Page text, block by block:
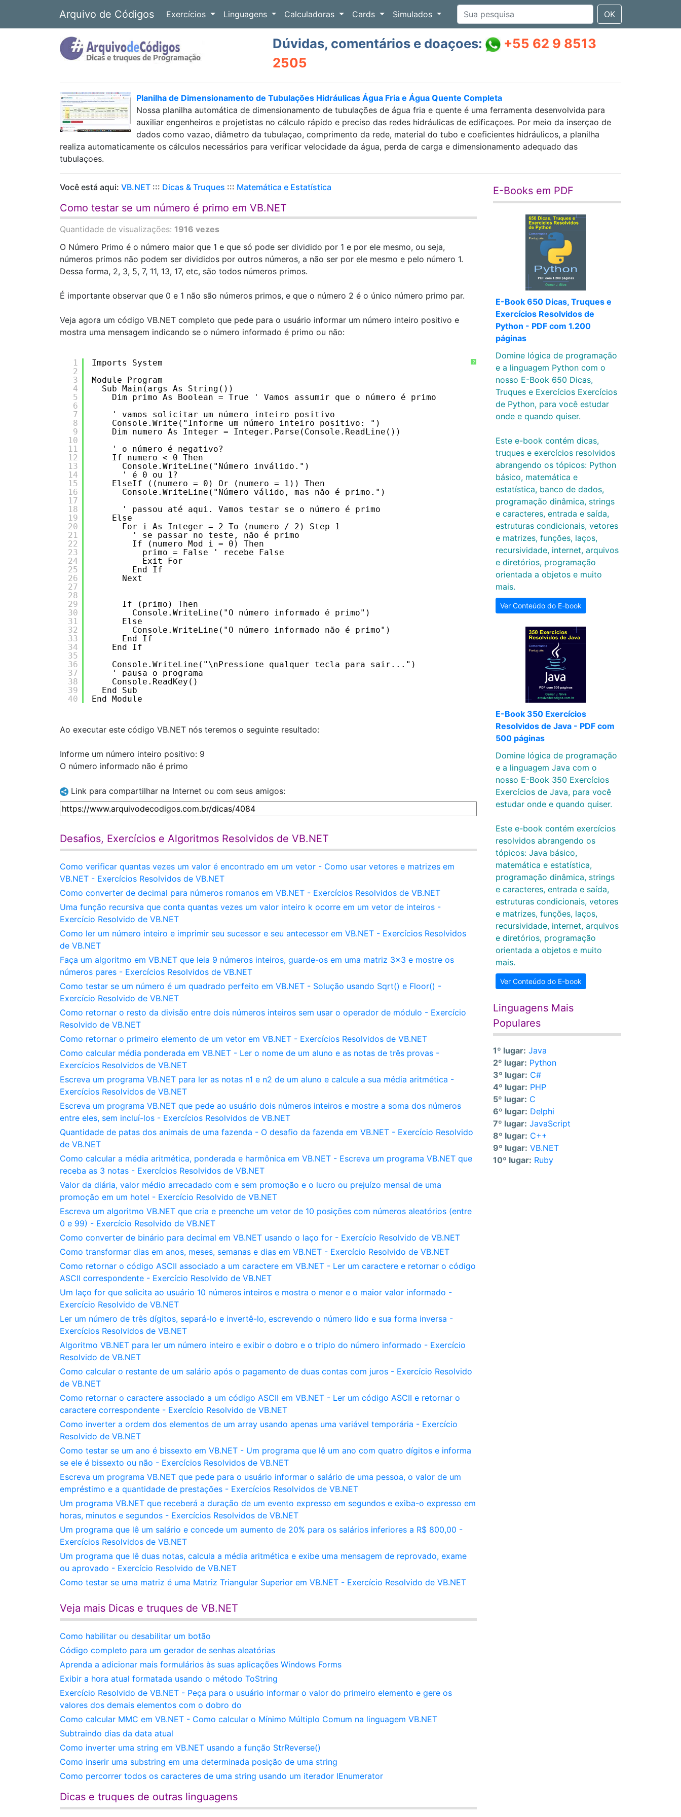
Arquivo de Códigos Exercícios Linguagens Calculadoras Cards Simulados OK
Dúvidas, comentários e doaçoes:
+55 62 9 8513
2505
Planilha de Dimensionamento de Tubulações Hidráulicas Água Fria e Água Quente Completa
Nossa planilha automática de dimensionamento de tubulações de água fria e quente é uma ferramenta desenvolvida para
auxiliar engenheiros e projetistas no cálculo rápido e preciso das redes hidráulicas de edificaçoes. Por meio da inserçao de
dados como vazao, diâmetro da tubulaçao, comprimento da rede, material do tubo e coeficientes hidráulicos, a planilha
realiza automaticamente os cálculos necessários para verificar velocidade da água, perda de carga e dimensionamento adequado das
tubulaçoes.
Você está aqui: VB.NET ::: Dicas & Truques ::: Matemática e Estatística
Como testar se um número é primo em VB.NET
Quantidade de visualizações: 1916 vezes
O Número Primo é o número maior que 1 e que só pode ser dividido por 1 e por ele mesmo, ou seja,
números primos não podem ser divididos por outros números, a não ser por ele mesmo e pelo número 1.
Dessa forma, 2, 3, 5, 7, 11, 13, 17, etc, são todos números primos.
É importante observar que 0 e 1 não são números primos, e que o número 2 é o único número primo par.
Veja agora um código VB.NET completo que pede para o usuário informar um número inteiro positivo e
mostra uma mensagem indicando se o número informado é primo ou não:
?
1
2
3
4
5
6
7
8
9
10
11
12
13
14
15
16
17
18
19
20
21
22
23
24
25
26
27
28
29
30
31
32
33
34
35
36
37
38
39
40
Imports System
Module Program
Sub Main(args As String())
Dim primo As Boolean = True ' Vamos assumir que o número é primo
' vamos solicitar um número inteiro positivo
Console.Write("Informe um número inteiro positivo: ")
Dim numero As Integer = Integer.Parse(Console.ReadLine())
' o número é negativo?
If numero < 0 Then
Console.WriteLine("Número inválido.")
' é 0 ou 1?
ElseIf ((numero = 0) Or (numero = 1)) Then
Console.WriteLine("Número válido, mas não é primo.")
' passou até aqui. Vamos testar se o número é primo
Else
For i As Integer = 2 To (numero / 2) Step 1
' se passar no teste, não é primo
If (numero Mod i = 0) Then
primo = False ' recebe False
Exit For
End If
Next
If (primo) Then
Console.WriteLine("O número informado é primo")
Else
Console.WriteLine("O número informado não é primo")
End If
End If
Console.WriteLine("\nPressione qualquer tecla para sair...")
' pausa o programa
Console.ReadKey()
End Sub
End Module
Ao executar este código VB.NET nós teremos o seguinte resultado:
Informe um número inteiro positivo: 9
O número informado não é primo
Link para compartilhar na Internet ou com seus amigos:
Desafios, Exercícios e Algoritmos Resolvidos de VB.NET
Como verificar quantas vezes um valor é encontrado em um vetor - Como usar vetores e matrizes em
VB.NET - Exercícios Resolvidos de VB.NET
Como converter de decimal para números romanos em VB.NET - Exercícios Resolvidos de VB.NET
Uma função recursiva que conta quantas vezes um valor inteiro k ocorre em um vetor de inteiros -
Exercício Resolvido de VB.NET
Como ler um número inteiro e imprimir seu sucessor e seu antecessor em VB.NET - Exercícios Resolvidos
de VB.NET
Faça um algoritmo em VB.NET que leia 9 números inteiros, guarde-os em uma matriz 3x3 e mostre os
números pares - Exercícios Resolvidos de VB.NET
Como testar se um número é um quadrado perfeito em VB.NET - Solução usando Sqrt() e Floor() -
Exercício Resolvido de VB.NET
Como retornar o resto da divisão entre dois números inteiros sem usar o operador de módulo - Exercício
Resolvido de VB.NET
Como retornar o primeiro elemento de um vetor em VB.NET - Exercícios Resolvidos de VB.NET
Como calcular média ponderada em VB.NET - Ler o nome de um aluno e as notas de três provas -
Exercícios Resolvidos de VB.NET
Escreva um programa VB.NET para ler as notas n1 e n2 de um aluno e calcule a sua média aritmética -
Exercícios Resolvidos de VB.NET
Escreva um programa VB.NET que pede ao usuário dois números inteiros e mostre a soma dos números
entre eles, sem incluí-los - Exercícios Resolvidos de VB.NET
Quantidade de patas dos animais de uma fazenda - O desafio da fazenda em VB.NET - Exercício Resolvido
de VB.NET
Como calcular a média aritmética, ponderada e harmônica em VB.NET - Escreva um programa VB.NET que
receba as 3 notas - Exercícios Resolvidos de VB.NET
Valor da diária, valor médio arrecadado com e sem promoção e o lucro ou prejuízo mensal de uma
promoção em um hotel - Exercício Resolvido de VB.NET
Escreva um algoritmo VB.NET que cria e preenche um vetor de 10 posições com números aleatórios (entre
0 e 99) - Exercício Resolvido de VB.NET
Como converter de binário para decimal em VB.NET usando o laço for - Exercício Resolvido de VB.NET
Como transformar dias em anos, meses, semanas e dias em VB.NET - Exercício Resolvido de VB.NET
Como retornar o código ASCII associado a um caractere em VB.NET - Ler um caractere e retornar o código
ASCII correspondente - Exercício Resolvido de VB.NET
Um laço for que solicita ao usuário 10 números inteiros e mostra o menor e o maior valor informado -
Exercício Resolvido de VB.NET
Ler um número de três dígitos, separá-lo e invertê-lo, escrevendo o número lido e sua forma inversa -
Exercícios Resolvidos de VB.NET
Algoritmo VB.NET para ler um número inteiro e exibir o dobro e o triplo do número informado - Exercício
Resolvido de VB.NET
Como calcular o restante de um salário após o pagamento de duas contas com juros - Exercício Resolvido
de VB.NET
Como retornar o caractere associado a um código ASCII em VB.NET - Ler um código ASCII e retornar o
caractere correspondente - Exercício Resolvido de VB.NET
Como inverter a ordem dos elementos de um array usando apenas uma variável temporária - Exercício
Resolvido de VB.NET
Como testar se um ano é bissexto em VB.NET - Um programa que lê um ano com quatro dígitos e informa
se ele é bissexto ou não - Exercícios Resolvidos de VB.NET
Escreva um programa VB.NET que pede para o usuário informar o salário de uma pessoa, o valor de um
empréstimo e a quantidade de prestações - Exercícios Resolvidos de VB.NET
Um programa VB.NET que receberá a duração de um evento expresso em segundos e exiba-o expresso em
horas, minutos e segundos - Exercícios Resolvidos de VB.NET
Um programa que lê um salário e concede um aumento de 20% para os salários inferiores a R$ 800,00 -
Exercícios Resolvidos de VB.NET
Um programa que lê duas notas, calcula a média aritmética e exibe uma mensagem de reprovado, exame
ou aprovado - Exercício Resolvido de VB.NET
Como testar se uma matriz é uma Matriz Triangular Superior em VB.NET - Exercício Resolvido de VB.NET
Veja mais Dicas e truques de VB.NET
Como habilitar ou desabilitar um botão
Código completo para um gerador de senhas aleatórias
Aprenda a adicionar mais formulários às suas aplicações Windows Forms
Exibir a hora atual formatada usando o método ToString
Exercício Resolvido de VB.NET - Peça para o usuário informar o valor do primeiro elemento e gere os
valores dos demais elementos com o dobro do
Como calcular MMC em VB.NET - Como calcular o Mínimo Múltiplo Comum na linguagem VB.NET
Subtraindo dias da data atual
Como inverter uma string em VB.NET usando a função StrReverse()
Como inserir uma substring em uma determinada posição de uma string
Como percorrer todos os caracteres de uma string usando um iterador IEnumerator
Dicas e truques de outras linguagens
E-Books em PDF
E-Book 650 Dicas, Truques e
Exercícios Resolvidos de
Python - PDF com 1.200
páginas
Domine lógica de programação
e a linguagem Python com o
nosso E-Book 650 Dicas,
Truques e Exercícios Exercícios
de Python, para você estudar
onde e quando quiser.
Este e-book contém dicas,
truques e exercícios resolvidos
abrangendo os tópicos: Python
básico, matemática e
estatística, banco de dados,
programação dinâmica, strings
e caracteres, entrada e saída,
estruturas condicionais, vetores
e matrizes, funções, laços,
recursividade, internet, arquivos
e diretórios, programação
orientada a objetos e muito
mais.
Ver Conteúdo do E-book
E-Book 350 Exercícios
Resolvidos de Java - PDF com
500 páginas
Domine lógica de programação
e a linguagem Java com o
nosso E-Book 350 Exercícios
Exercícios de Java, para você
estudar onde e quando quiser.
Este e-book contém exercícios
resolvidos abrangendo os
tópicos: Java básico,
matemática e estatística,
programação dinâmica, strings
e caracteres, entrada e saída,
estruturas condicionais, vetores
e matrizes, funções, laços,
recursividade, internet, arquivos
e diretórios, programação
orientada a objetos e muito
mais.
Ver Conteúdo do E-book
Linguagens Mais
Populares
1º lugar: Java
2º lugar: Python
3º lugar: C#
4º lugar: PHP
5º lugar: C
6º lugar: Delphi
7º lugar: JavaScript
8º lugar: C++
9º lugar: VB.NET
10º lugar: Ruby